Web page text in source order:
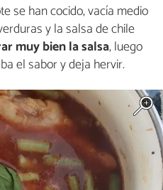
se han cocido, vacía medio
y la salsa de chile
muy bien la salsa, luego
el sabor y deja hervir.